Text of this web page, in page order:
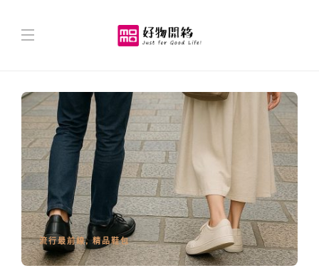
流行最前線,精品鞋包